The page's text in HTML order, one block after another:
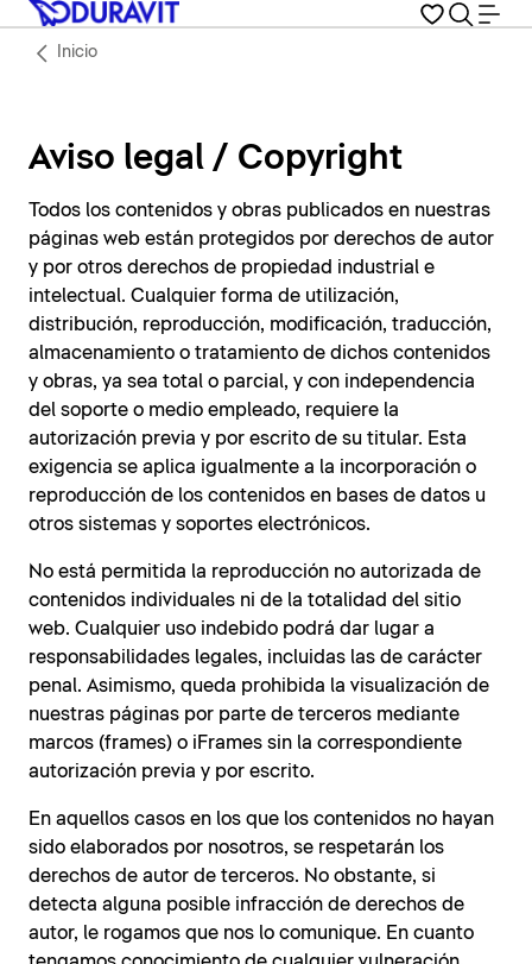
Inicio
Aviso legal / Copyright
Todos los contenidos y obras publicados en nuestras
páginas web están protegidos por derechos de autor
y por otros derechos de propiedad industrial e
intelectual. Cualquier forma de utilización,
distribución, reproducción, modificación, traducción,
almacenamiento o tratamiento de dichos contenidos
y obras, ya sea total o parcial, y con independencia
del soporte o medio empleado, requiere la
autorización previa y por escrito de su titular. Esta
exigencia se aplica igualmente a la incorporación o
reproducción de los contenidos en bases de datos u
otros sistemas y soportes electrónicos.
No está permitida la reproducción no autorizada de
contenidos individuales ni de la totalidad del sitio
web. Cualquier uso indebido podrá dar lugar a
responsabilidades legales, incluidas las de carácter
penal. Asimismo, queda prohibida la visualización de
nuestras páginas por parte de terceros mediante
marcos (frames) o iFrames sin la correspondiente
autorización previa y por escrito.
En aquellos casos en los que los contenidos no hayan
sido elaborados por nosotros, se respetarán los
derechos de autor de terceros. No obstante, si
detecta alguna posible infracción de derechos de
autor, le rogamos que nos lo comunique. En cuanto